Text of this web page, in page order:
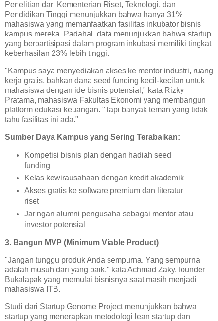
Penelitian dari Kementerian Riset, Teknologi, dan
Pendidikan Tinggi menunjukkan bahwa hanya 31%
mahasiswa yang memanfaatkan fasilitas inkubator bisnis
kampus mereka. Padahal, data menunjukkan bahwa startup
yang berpartisipasi dalam program inkubasi memiliki tingkat
keberhasilan 23% lebih tinggi.
"Kampus saya menyediakan akses ke mentor industri, ruang
kerja gratis, bahkan dana seed funding kecil-kecilan untuk
mahasiswa dengan ide bisnis potensial," kata Rizky
Pratama, mahasiswa Fakultas Ekonomi yang membangun
platform edukasi keuangan. "Tapi banyak teman yang tidak
tahu fasilitas ini ada."
Sumber Daya Kampus yang Sering Terabaikan:
Kompetisi bisnis plan dengan hadiah seed
funding
Kelas kewirausahaan dengan kredit akademik
Akses gratis ke software premium dan literatur
riset
Jaringan alumni pengusaha sebagai mentor atau
investor potensial
3. Bangun MVP (Minimum Viable Product)
"Jangan tunggu produk Anda sempurna. Yang sempurna
adalah musuh dari yang baik," kata Achmad Zaky, founder
Bukalapak yang memulai bisnisnya saat masih menjadi
mahasiswa ITB.
Studi dari Startup Genome Project menunjukkan bahwa
startup yang menerapkan metodologi lean startup dan